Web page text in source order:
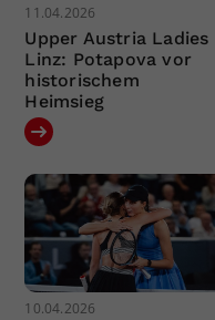
11.04.2026
Upper Austria Ladies
Linz: Potapova vor
historischem
Heimsieg
10.04.2026